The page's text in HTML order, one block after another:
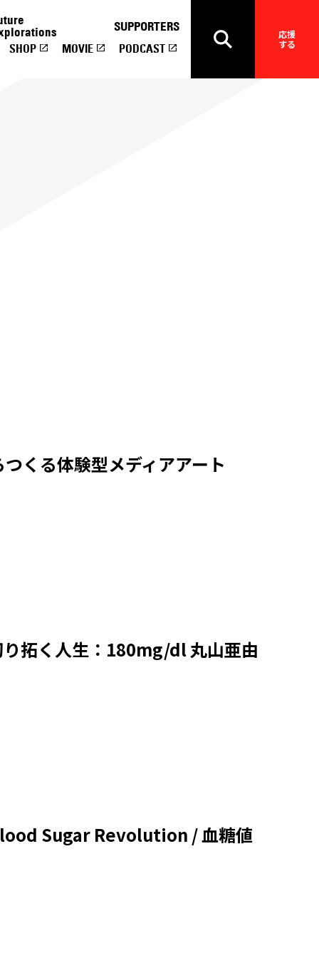
応援
する
SUPPORTERS
SHOP MOVIE PODCAST
くる体験型メディアアート
拓く人生：180mg/dl 丸山亜由
Sugar Revolution / 血糖値